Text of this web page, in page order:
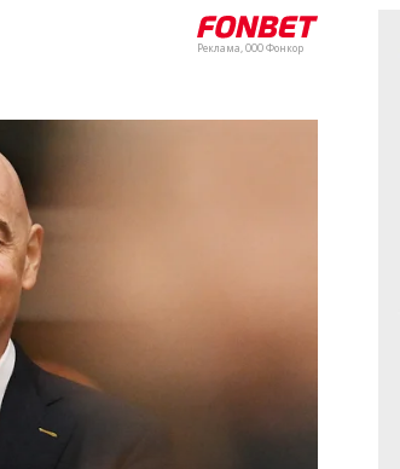
Реклама, ООО Фонкор